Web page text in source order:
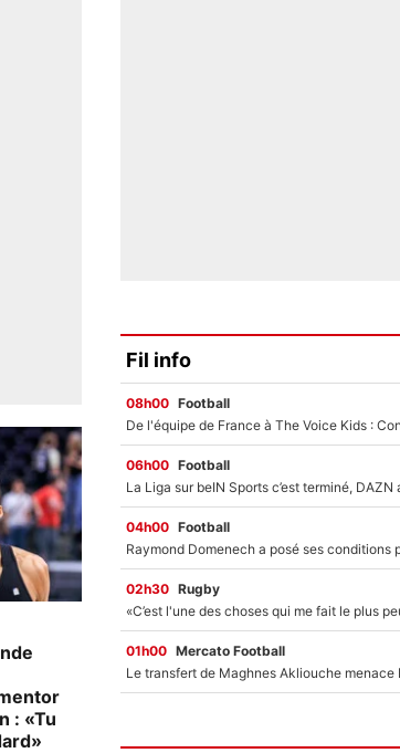
: «Tu
Fil info
08h00 Football
06h00 Football
04h00 Football
02h30 Rugby
01h00 Mercato Football